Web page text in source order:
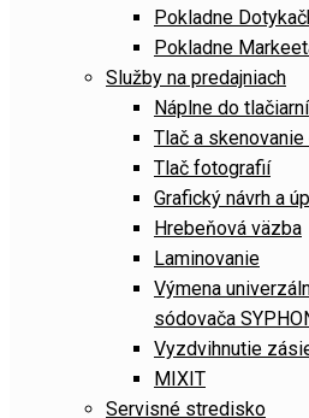
Pokladne
Pokladne
Služby na predajniach
Náplne do tlačiarní
Tlač a
Tlač fotografií
Grafický návrh a
Hrebeňová väzba
Laminovanie
Výmena
sódovača
Vyzdvihnutie
MIXIT
Servisné stredisko